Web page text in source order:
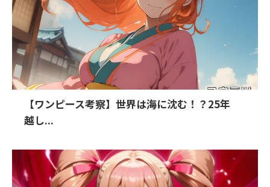
【ワンピース考察】世界は海に沈む！？25年
越し...